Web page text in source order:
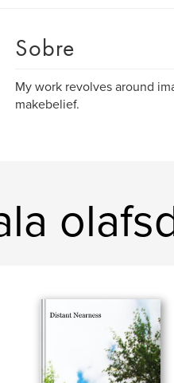
Sobre
My work revolves around
makebelief.